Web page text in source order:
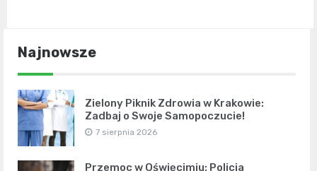
Najnowsze
Zielony Piknik Zdrowia w Krakowie:
Zadbaj o Swoje Samopoczucie!
7 sierpnia 2026
Przemoc w Oświęcimiu: Policja